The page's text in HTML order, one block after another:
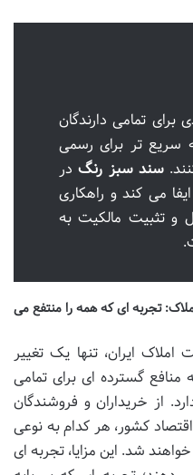
تمامی دارندگان
سریع تر برای رسمی
سند سبز رنگدر
می کند و راهکاری
و تثبیت مالکیت به
تجربه ای که همه را منتفع می
ایران، تنها یک تغییر
گسترده ای برای تمامی
از خریداران و فروشندگان
کشور، هر کدام به نوعی
شد. این مزایا، تجربه ای